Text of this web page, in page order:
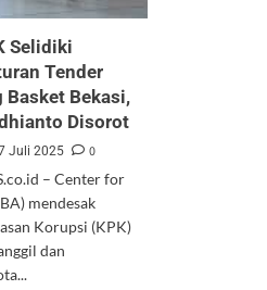
Selidiki
Tender
Basket Bekasi,
Disorot
Juli 2025
0
– Center for
mendesak
Korupsi (KPK)
dan